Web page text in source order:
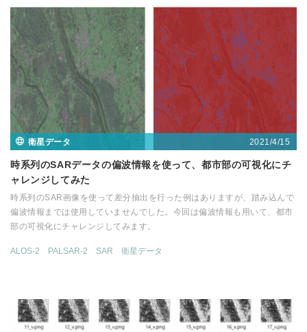
衛星データ 2021/4/15
時系列のSARデータの偏波情報を使って、都市部の可視化にチ
ャレンジしてみた
時系列のSAR画像を使って差分抽出を行った例はありますが、踏み込んで
偏波情報までは使用していませんでした。今回は偏波情報も用いて、都市
部の可視化にチャレンジしてみます。
ALOS-2 PALSAR-2 SAR 衛星データ